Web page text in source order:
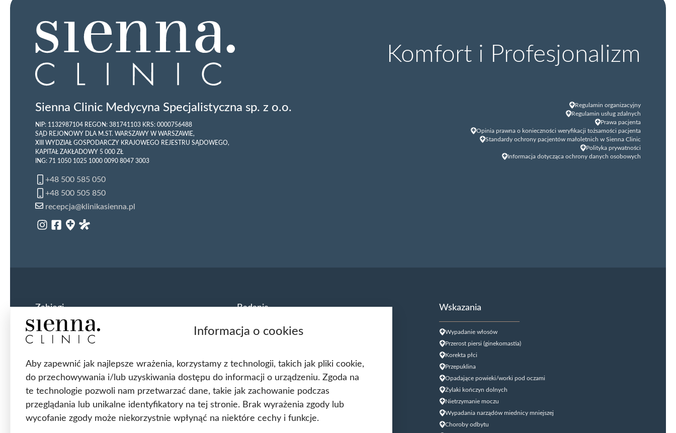
Komfort i Profesjonalizm
Sienna Clinic Medycyna Specjalistyczna sp. z o.o.
NIP: 1132987104 REGON: 381741103 KRS: 0000756488
SĄD REJONOWY DLA M.ST. WARSZAWY W WARSZAWIE,
XIII WYDZIAŁ GOSPODARCZY KRAJOWEGO REJESTRU SĄDOWEGO,
KAPITAŁ ZAKŁADOWY 5 000 ZŁ
ING: 71 1050 1025 1000 0090 8047 3003
+48 500 585 050
+48 500 505 850
recepcja@klinikasienna.pl
Regulamin organizacyjny
Regulamin usług zdalnych
Prawa pacjenta
Opinia prawna o konieczności weryfikacji tożsamości pacjenta
Standardy ochrony pacjentów małoletnich w Sienna Clinic
Polityka prywatności
Informacja dotycząca ochrony danych osobowych
Zabiegi
Usunięcie ginekomastii
Przeszczep włosów FUE
Usunięcie przepukliny pachwinowej
Usunięcie przepukliny pępkowej
Założenie taśmy TVT
Korekta statyki narządów rodnych
Blefaroplastyka
Badania
USG Doppler Tętnic szyjnych
USG tarczycy
Biopsja kanału szyjki macicy
Cytologia płynna cienkowarstwowa (LBC
USG ginekologiczne
Biopsja cienkoigłowa tarczycy
Wskazania
Wypadanie włosów
Przerost piersi (ginekomastia)
Korekta płci
Przepuklina
Opadające powieki/worki pod oczami
Żylaki kończyn dolnych
Nietrzymanie moczu
Wypadania narządów miednicy mniejszej
Choroby odbytu
Informacja o cookies
Aby zapewnić jak najlepsze wrażenia, korzystamy z technologii, takich jak pliki cookie,
do przechowywania i/lub uzyskiwania dostępu do informacji o urządzeniu. Zgoda na
te technologie pozwoli nam przetwarzać dane, takie jak zachowanie podczas
przeglądania lub unikalne identyfikatory na tej stronie. Brak wyrażenia zgody lub
wycofanie zgody może niekorzystnie wpłynąć na niektóre cechy i funkcje.